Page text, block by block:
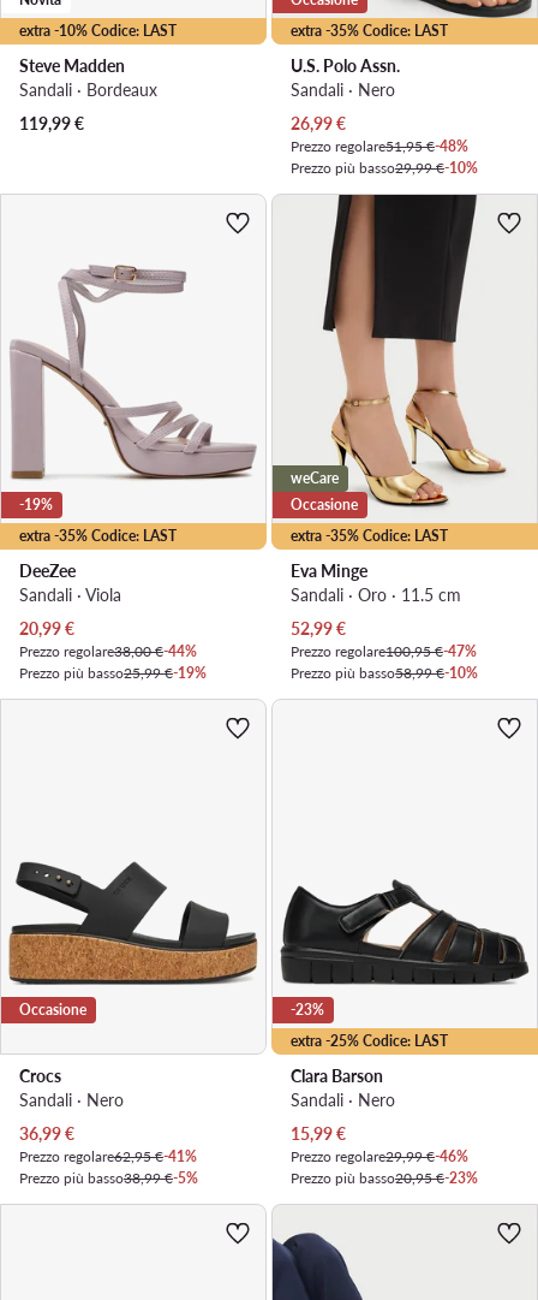
extra -10% Codice: LAST
Steve Madden
Sandali · Bordeaux
119,99€
extra -35% Codice: LAST
U.S. Polo Assn.
Sandali · Nero
Prezzo attuale
26,99€
Prezzo regolare51,95 €-48%
Prezzo più basso29,99 €-10%
extra -35% Codice: LAST
-19%
DeeZee
Sandali · Viola
Prezzo attuale
20,99€
Prezzo regolare38,00 €-44%
Prezzo più basso25,99 €-19%
extra -35% Codice: LAST
weCare
Occasione
Eva Minge
Sandali · Oro · 11.5 cm
Prezzo attuale
52,99€
Prezzo regolare100,95 €-47%
Prezzo più basso58,99 €-10%
Occasione
Crocs
Sandali · Nero
Prezzo attuale
36,99€
Prezzo regolare62,95 €-41%
Prezzo più basso38,99 €-5%
extra -25% Codice: LAST
-23%
Clara Barson
Sandali · Nero
Prezzo attuale
15,99€
Prezzo regolare29,99 €-46%
Prezzo più basso20,95 €-23%